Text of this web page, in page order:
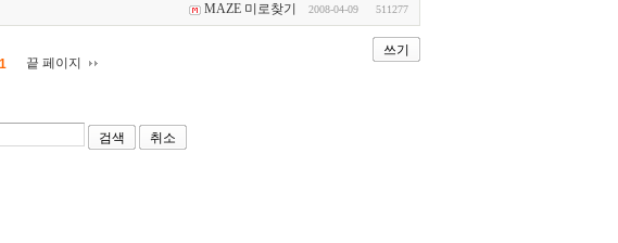
MAZE 미로찾기 2008-04-09 511277
쓰기
1 끝 페이지
검색 취소